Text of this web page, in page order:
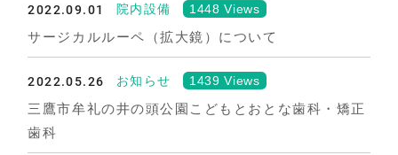
2022.09.01 院内設備 1448 Views
サージカルルーペ（拡大鏡）について
2022.05.26 お知らせ 1439 Views
三鷹市牟礼の井の頭公園こどもとおとな歯科・矯正
歯科